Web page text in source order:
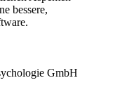
bessere,
GmbH